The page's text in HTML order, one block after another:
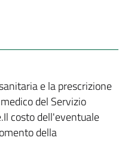
e la prescrizione
del Servizio
costo dell'eventuale
della